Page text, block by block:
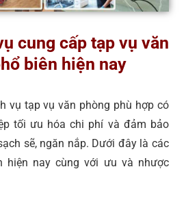
cung cấp tạp vụ văn
biên hiện nay
vụ tạp vụ văn phòng phù hợp có
tối ưu hóa chi phí và đảm bảo
sẽ, ngăn nắp. Dưới đây là các
hiện nay cùng với ưu và nhược